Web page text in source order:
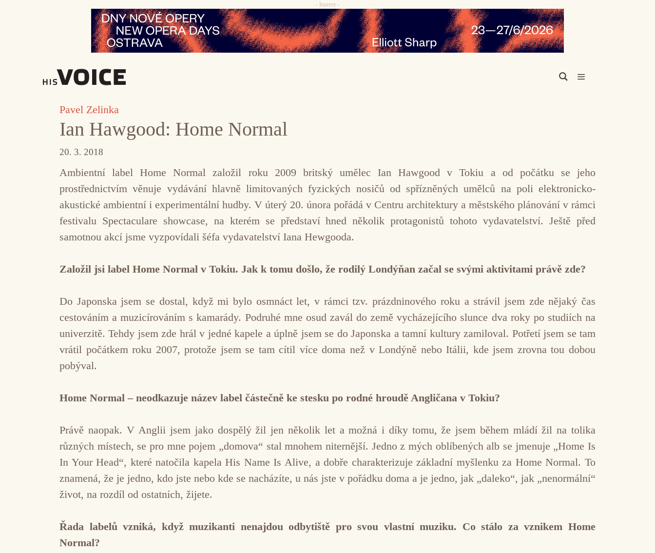
- Inzerce -
Pavel Zelinka
Ian Hawgood: Home Normal
20. 3. 2018
Ambientní label Home Normal založil roku 2009 britský umělec Ian Hawgood v Tokiu a od počátku se jeho
prostřednictvím věnuje vydávání hlavně limitovaných fyzických nosičů od spřízněných umělců na poli elektronicko-
akustické ambientní i experimentální hudby. V úterý 20. února pořádá v Centru architektury a městského plánování v rámci
festivalu Spectaculare showcase, na kterém se představí hned několik protagonistů tohoto vydavatelství. Ještě před
samotnou akcí jsme vyzpovídali šéfa vydavatelství Iana Hewgooda.
Založil jsi label Home Normal v Tokiu. Jak k tomu došlo, že rodilý Londýňan začal se svými aktivitami právě zde?
Do Japonska jsem se dostal, když mi bylo osmnáct let, v rámci tzv. prázdninového roku a strávil jsem zde nějaký čas
cestováním a muzicírováním s kamarády. Podruhé mne osud zavál do země vycházejícího slunce dva roky po studiích na
univerzitě. Tehdy jsem zde hrál v jedné kapele a úplně jsem se do Japonska a tamní kultury zamiloval. Potřetí jsem se tam
vrátil počátkem roku 2007, protože jsem se tam cítil více doma než v Londýně nebo Itálii, kde jsem zrovna tou dobou
pobýval.
Home Normal – neodkazuje název label částečně ke stesku po rodné hroudě Angličana v Tokiu?
Právě naopak. V Anglii jsem jako dospělý žil jen několik let a možná i díky tomu, že jsem během mládí žil na tolika
různých místech, se pro mne pojem „domova“ stal mnohem niternější. Jedno z mých oblíbených alb se jmenuje „Home Is
In Your Head“, které natočila kapela His Name Is Alive, a dobře charakterizuje základní myšlenku za Home Normal. To
znamená, že je jedno, kdo jste nebo kde se nacházíte, u nás jste v pořádku doma a je jedno, jak „daleko“, jak „nenormální“
život, na rozdíl od ostatních, žijete.
Řada labelů vzniká, když muzikanti nenajdou odbytiště pro svou vlastní muziku. Co stálo za vznikem Home
Normal?